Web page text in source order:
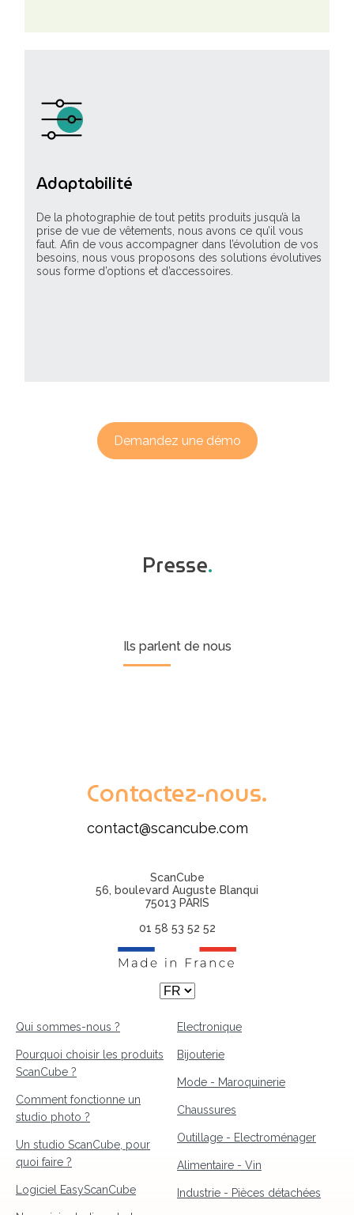
Adaptabilité
De la photographie de tout petits produits jusqu’à la
prise de vue de vêtements, nous avons ce qu’il vous
faut. Afin de vous accompagner dans l’évolution de vos
besoins, nous vous proposons des solutions évolutives
sous forme d’options et d’accessoires.
Demandez une démo
Presse.
Ils parlent de nous
Contactez-nous.
contact@scancube.com
ScanCube
56, boulevard Auguste Blanqui
75013 PARIS
01 58 53 52 52
Qui sommes-nous ?
Pourquoi choisir les produits
ScanCube ?
Comment fonctionne un
studio photo ?
Un studio ScanCube, pour
quoi faire ?
Logiciel EasyScanCube
Electronique
Bijouterie
Mode - Maroquinerie
Chaussures
Outillage - Electroménager
Alimentaire - Vin
Industrie - Pièces détachées